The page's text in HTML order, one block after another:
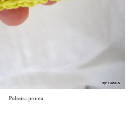
Pulseira pronta